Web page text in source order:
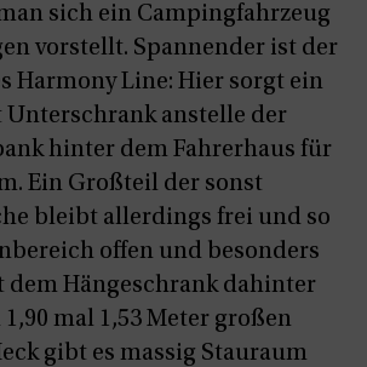
sich ein Campingfahrzeug
vorstellt. Spannender ist der
Harmony Line: Hier sorgt ein
Unterschrank anstelle der
hinter dem Fahrerhaus für
Ein Großteil der sonst
bleibt allerdings frei und so
offen und besonders
dem Hängeschrank dahinter
mal 1,53 Meter großen
gibt es massig Stauraum